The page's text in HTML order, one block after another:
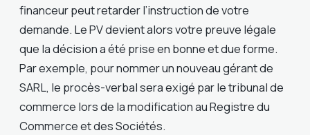
financeur peut retarder l’instruction de votre
demande. Le PV devient alors votre preuve légale
que la décision a été prise en bonne et due forme.
Par exemple, pour nommer un nouveau gérant de
SARL, le procès-verbal sera exigé par le tribunal de
commerce lors de la modification au Registre du
Commerce et des Sociétés.